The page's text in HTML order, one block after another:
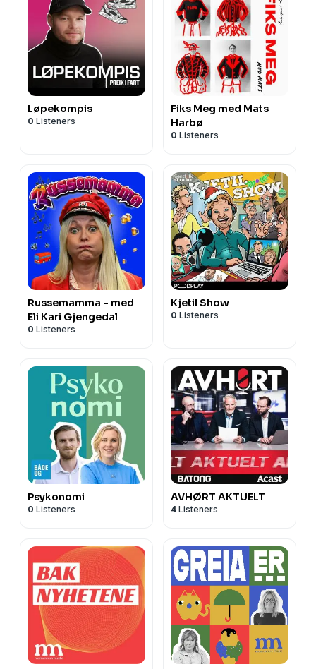
Løpekompis
0 Listeners
Fiks Meg med Mats
Harbø
0 Listeners
Russemamma - med
Eli Kari Gjengedal
0 Listeners
Kjetil Show
0 Listeners
Psykonomi
0 Listeners
AVHØRT AKTUELT
4 Listeners